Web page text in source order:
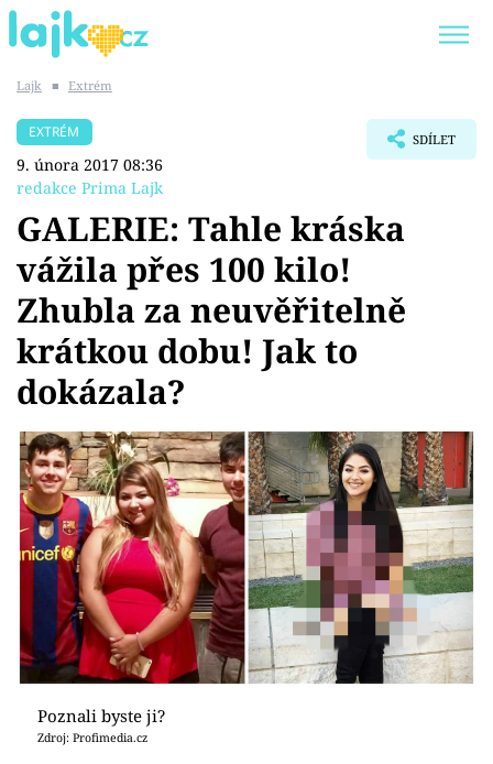
SHOPAHOLICADEL
Témata
Showbyznys
Youtubeři
Virály
Sex a vztahy
Videa
Sledujte prima+
Přihlášení
Lajk ■ Extrém
EXTRÉM
9. února 2017 08:36
redakce Prima Lajk
SDÍLET
GALERIE: Tahle kráska
vážila přes 100 kilo!
Zhubla za neuvěřitelně
krátkou dobu! Jak to
dokázala?
Poznali byste ji?
Zdroj: Profimedia.cz